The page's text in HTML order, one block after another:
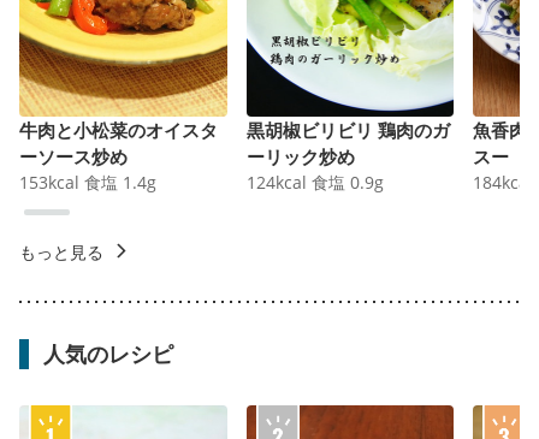
牛肉と小松菜のオイスタ
ーソース炒め
153kcal 食塩 1.4g
黒胡椒ビリビリ 鶏肉のガ
ーリック炒め
124kcal 食塩 0.9g
魚香肉
スー
184kcal
もっと見る
人気のレシピ